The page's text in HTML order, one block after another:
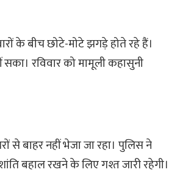
के बीच छोटे-मोटे झगड़े होते रहे हैं।
रविवार को मामूली कहासुनी
से बाहर नहीं भेजा जा रहा। पुलिस ने
बहाल रखने के लिए गश्त जारी रहेगी।